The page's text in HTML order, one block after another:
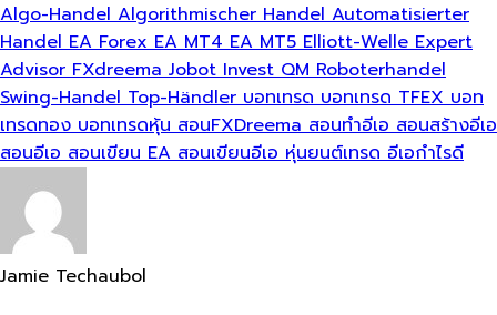
Algo-HandelAlgorithmischer HandelAutomatisierter
HandelEA ForexEA MT4EA MT5Elliott-WelleExpert
AdvisorFXdreemaJobot InvestQMRoboterhandel
Swing-HandelTop-Händlerบอทเทรดบอทเทรด TFEXบอท
เทรดทองบอทเทรดหุ้นสอนFXDreemaสอนทำอีเอสอนสร้างอีเอ
สอนอีเอสอนเขียน EAสอนเขียนอีเอหุ่นยนต์เทรดอีเอกำไรดี
Jamie Techaubol